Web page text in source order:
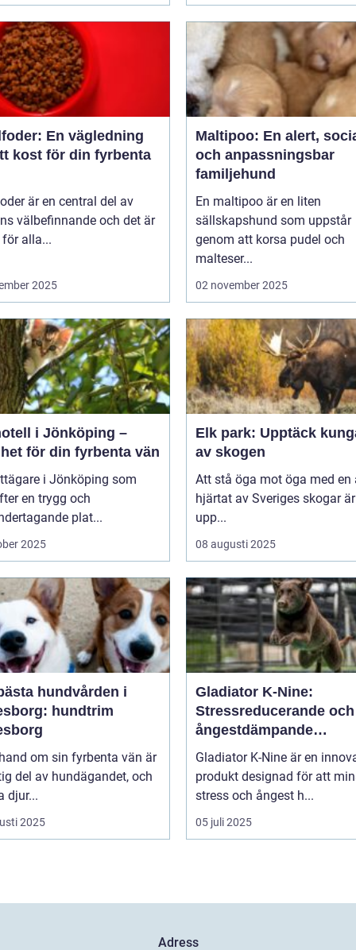
En vägledning
kost för din fyrbenta
är en central del av
välbefinnande och det är
alla...
2025
Maltipoo: En alert,
och anpassningsbar
familjehund
En maltipoo är en liten
sällskapshund som uppstår
genom att korsa pudel och
malteser...
02 november 2025
i Jönköping –
för din fyrbenta vän
i Jönköping som
en trygg och
plat...
2025
Elk park: Upptäck
av skogen
Att stå öga mot öga med en
hjärtat av Sveriges skogar
upp...
08 augusti 2025
hundvården i
hundtrim
om sin fyrbenta vän är
del av hundägandet, och
djur...
2025
Gladiator K-Nine:
Stressreducerande och
ångestdämpande
hundhalsband
Gladiator K-Nine är en
produkt designad för att
stress och ångest h...
05 juli 2025
Adress